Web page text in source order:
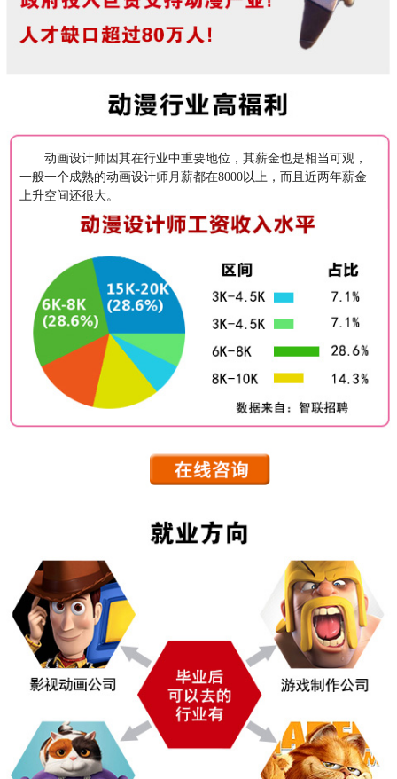
动画设计师因其在行业中重要地位，其薪金也是相当可观，
一般一个成熟的动画设计师月薪都在8000以上，而且近两年薪金
上升空间还很大。